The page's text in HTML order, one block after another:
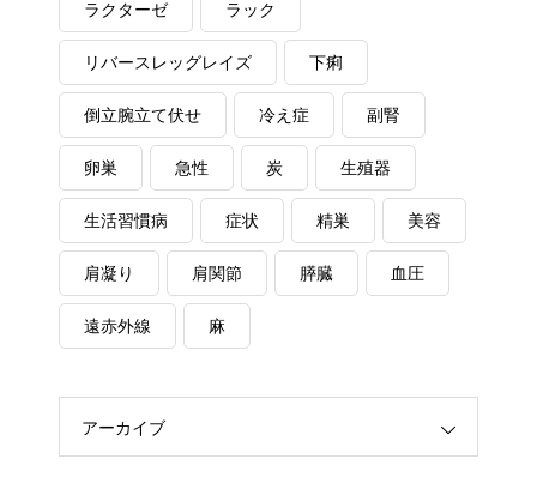
ラクターゼ ラック
リバースレッグレイズ 下痢
倒立腕立て伏せ 冷え症 副腎
卵巣 急性 炭 生殖器
生活習慣病 症状 精巣 美容
肩凝り 肩関節 膵臓 血圧
遠赤外線 麻
アーカイブ